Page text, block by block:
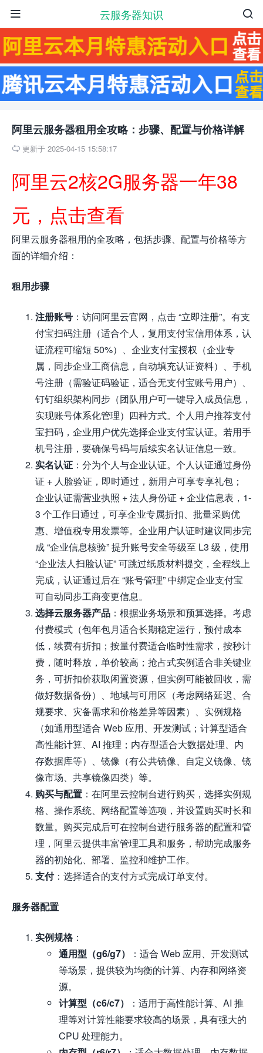
云服务器知识 

阿里云服务器租用全攻略：步骤、配置与价格详解
 更新于 2025-04-15 15:58:17
阿里云2核2G服务器一年38
元，点击查看
阿里云服务器租用的全攻略，包括步骤、配置与价格等方
面的详细介绍：
租用步骤
注册账号 ：访问阿里云官网，点击 “立即注册”。有支
付宝扫码注册（适合个人，复用支付宝信用体系，认
证流程可缩短 50%）、企业支付宝授权（企业专
属，同步企业工商信息，自动填充认证资料）、手机
号注册（需验证码验证，适合无支付宝账号用户）、
钉钉组织架构同步（团队用户可一键导入成员信息，
实现账号体系化管理）四种方式。个人用户推荐支付
宝扫码，企业用户优先选择企业支付宝认证。若用手
机号注册，要确保号码与后续实名认证信息一致。
实名认证 ：分为个人与企业认证。个人认证通过身份
证 + 人脸验证，即时通过，新用户可享专享礼包；
企业认证需营业执照 + 法人身份证 + 企业信息表，1-
3 个工作日通过，可享企业专属折扣、批量采购优
惠、增值税专用发票等。企业用户认证时建议同步完
成 “企业信息核验” 提升账号安全等级至 L3 级，使用
“企业法人扫脸认证” 可跳过纸质材料提交，全程线上
完成，认证通过后在 “账号管理” 中绑定企业支付宝
可自动同步工商变更信息。
选择云服务器产品 ：根据业务场景和预算选择。考虑
付费模式（包年包月适合长期稳定运行，预付成本
低，续费有折扣；按量付费适合临时性需求，按秒计
费，随时释放，单价较高；抢占式实例适合非关键业
务，可折扣价获取闲置资源，但实例可能被回收，需
做好数据备份）、地域与可用区（考虑网络延迟、合
规要求、灾备需求和价格差异等因素）、实例规格
（如通用型适合 Web 应用、开发测试；计算型适合
高性能计算、AI 推理；内存型适合大数据处理、内
存数据库等）、镜像（有公共镜像、自定义镜像、镜
像市场、共享镜像四类）等。
购买与配置 ：在阿里云控制台进行购买，选择实例规
格、操作系统、网络配置等选项，并设置购买时长和
数量。购买完成后可在控制台进行服务器的配置和管
理，阿里云提供丰富管理工具和服务，帮助完成服务
器的初始化、部署、监控和维护工作。
支付：选择适合的支付方式完成订单支付。
服务器配置
实例规格 ：
通用型（g6/g7）
：适合 Web 应用、开发测试
等场景，提供较为均衡的计算、内存和网络资
源。
计算型（c6/c7）
：适用于高性能计算、AI 推
理等对计算性能要求较高的场景，具有强大的
CPU 处理能力。